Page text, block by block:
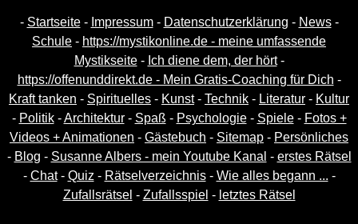
- Startseite- Impressum- Datenschutzerklärung - News-
Schule - https://mystikonline.de - meine umfassende
Mystikseite- Ich diene dem, der hört-
https://offenunddirekt.de - Mein Gratis-Coaching für Dich -
Kraft tanken - Spirituelles - Kunst- Technik - Literatur - Kultur
- Politik-Architektur- Spaß - Psychologie- Spiele- Fotos +
Videos + Animationen - Gästebuch - Sitemap - Persönliches
- Blog - Susanne Albers - mein Youtube Kanal - erstes Rätsel
- Chat- Quiz - Rätselverzeichnis- Wie alles begann ... -
Zufallsrätsel - Zufallsspiel - letztes Rätsel